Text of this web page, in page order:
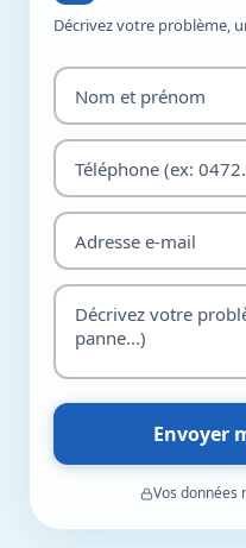
Décrivez votre problème,
Envoyer
Vos données